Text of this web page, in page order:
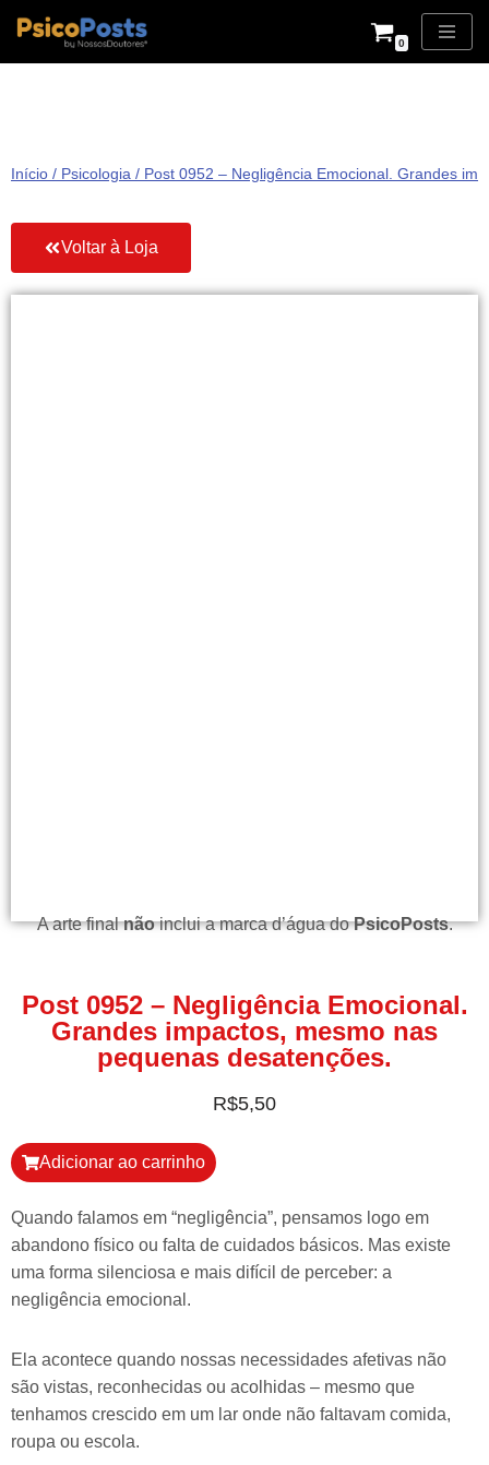
Pular
0
Início / Psicologia / Post 0952 – Negligência Emocional. Grandes
Voltar à Loja
A arte finalnãoinclui a marca d’água doPsicoPosts.
Post 0952 – Negligência Emocional.
Grandes impactos, mesmo nas
pequenas desatenções.
R$5,50
Adicionar ao carrinho
Quando falamos em “negligência”, pensamos logo em
abandono físico ou falta de cuidados básicos. Mas existe
uma forma silenciosa e mais difícil de perceber: a
negligência emocional.
Ela acontece quando nossas necessidades afetivas não
são vistas, reconhecidas ou acolhidas – mesmo que
tenhamos crescido em um lar onde não faltavam comida,
roupa ou escola.